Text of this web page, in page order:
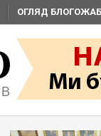
ОГЛЯД БЛОГОЖАБ